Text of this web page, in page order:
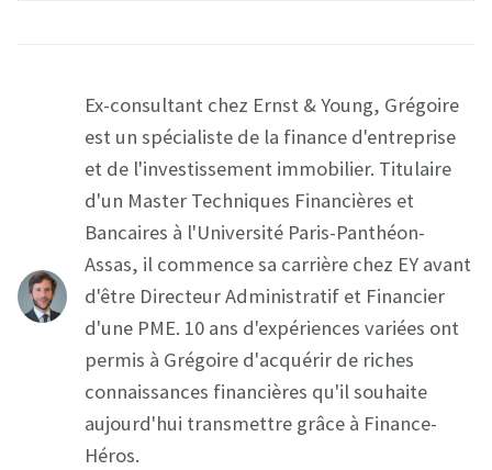
Ex-consultant chez Ernst & Young, Grégoire
est un spécialiste de la finance d'entreprise
et de l'investissement immobilier. Titulaire
d'un Master Techniques Financières et
Bancaires à l'Université Paris-Panthéon-
Assas, il commence sa carrière chez EY avant
d'être Directeur Administratif et Financier
d'une PME. 10 ans d'expériences variées ont
permis à Grégoire d'acquérir de riches
connaissances financières qu'il souhaite
aujourd'hui transmettre grâce à Finance-
Héros.